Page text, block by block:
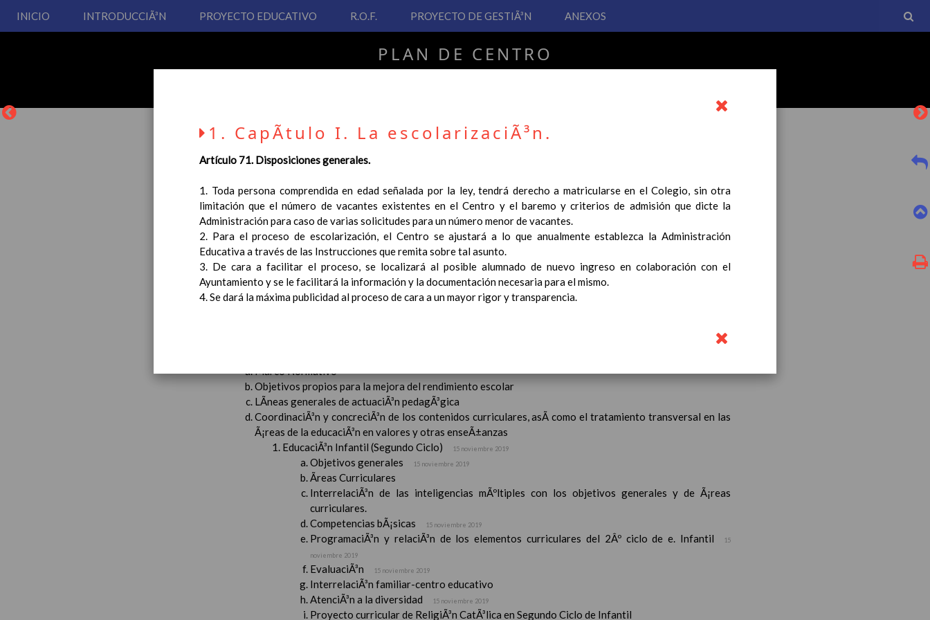
INICIO INTRODUCCIÃ³N PROYECTO EDUCATIVO R.O.F. PROYECTO DE GESTIÃ³N ANEXOS
PLAN DE CENTRO
La entrada en vigor del Real Decreto 126/2014, de 28 de febrero, por el que se establece el currículo básico de la
Educación Primaria, se ha hecho necesario la revisión y adecuación de nuestro Plan de Centro a esta normativa, el
cual usted podrá consultar desde este sitio web.
Esperamos que sea de su interés.
Contenido
Marco Normativo
Objetivos propios para la mejora del rendimiento escolar
LÃ­neas generales de actuaciÃ³n pedagÃ³gica
CoordinaciÃ³n y concreciÃ³n de los contenidos curriculares, asÃ­ como el tratamiento transversal en las
Ã¡reas de la educaciÃ³n en valores y otras enseÃ±anzas
EducaciÃ³n Infantil (Segundo Ciclo)
15 noviembre 2019
Objetivos generales 15 noviembre 2019
Ãreas Curriculares
InterrelaciÃ³n de las inteligencias mÃºltiples con los objetivos generales y de Ã¡reas
curriculares.
Competencias bÃ¡sicas
15 noviembre 2019
ProgramaciÃ³n y relaciÃ³n de los elementos curriculares del 2Âº ciclo de e. Infantil
15
noviembre 2019
EvaluaciÃ³n 15 noviembre 2019
InterrelaciÃ³n familiar-centro educativo
AtenciÃ³n a la diversidad
15 noviembre 2019
Proyecto curricular de ReligiÃ³n CatÃ³lica en Segundo Ciclo de Infantil
1. CapÃ­tulo I. La escolarizaciÃ³n.
Artículo 71. Disposiciones generales.
1. Toda persona comprendida en edad señalada por la ley, tendrá derecho a matricularse en el Colegio, sin otra
limitación que el número de vacantes existentes en el Centro y el baremo y criterios de admisión que dicte la
Administración para caso de varias solicitudes para un número menor de vacantes.
2. Para el proceso de escolarización, el Centro se ajustará a lo que anualmente establezca la Administración
Educativa a través de las Instrucciones que remita sobre tal asunto.
3. De cara a facilitar el proceso, se localizará al posible alumnado de nuevo ingreso en colaboración con el
Ayuntamiento y se le facilitará la información y la documentación necesaria para el mismo.
4. Se dará la máxima publicidad al proceso de cara a un mayor rigor y transparencia.